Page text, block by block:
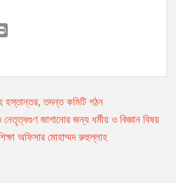
হস্তান্তর, তদন্ত কমিটি গঠন
নেতৃত্বগুণ জাগানোর জন্য ধর্মীয় ও বিজ্ঞান বিষয়
অফিসার মোহাম্মদ রুহুল্লাহ